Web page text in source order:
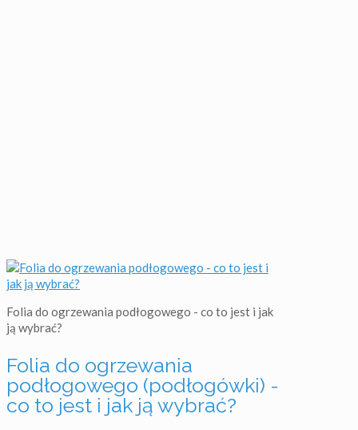
Folia do ogrzewania podłogowego - co to jest i jak
ją wybrać?
Folia do ogrzewania
podłogowego (podłogówki) -
co to jest i jak ją wybrać?